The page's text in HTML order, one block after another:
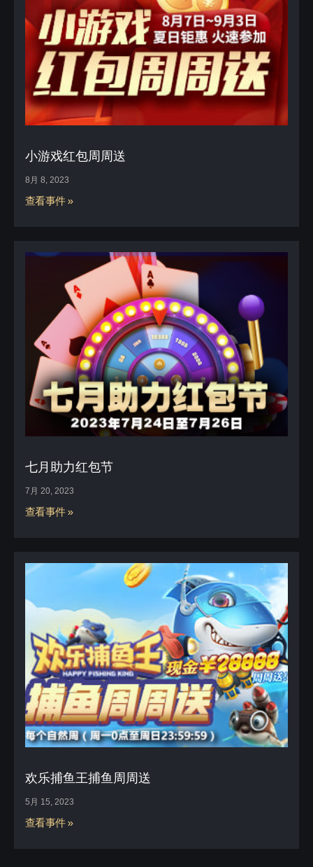
小游戏红包周周送
8月 8, 2023
查看事件 »
七月助力红包节
7月 20, 2023
查看事件 »
欢乐捕鱼王捕鱼周周送
5月 15, 2023
查看事件 »